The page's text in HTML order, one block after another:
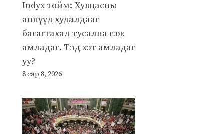
Indyx тойм: Хувцасны
аппүүд худалдааг
багасгахад тусална гэж
амладаг. Тэд хэт амладаг
уу?
8 сар 8, 2026